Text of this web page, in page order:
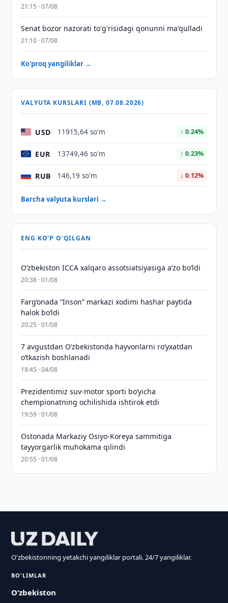
21:15 · 07/08
Senat bozor nazorati to'g'risidagi qonunni ma'qulladi
21:10 · 07/08
Ko'proq yangiliklar →
VALYUTA KURSLARI (MB, 07.08.2026)
USD 11915,64 so'm ↑ 0.24%
EUR 13749,46 so'm ↑ 0.23%
RUB 146,19 so'm ↓ 0.12%
Barcha valyuta kurslari →
ENG KO'P O'QILGAN
O‘zbekiston ICCA xalqaro assotsiatsiyasiga aʼzo bo‘ldi
20:38 · 01/08
Farg‘onada “Inson” markazi xodimi hashar paytida
halok bo‘ldi
20:25 · 01/08
7 avgustdan O‘zbekistonda hayvonlarni ro‘yxatdan
o‘tkazish boshlanadi
18:45 · 04/08
Prezidentimiz suv-motor sporti bo‘yicha
chempionatning ochilishida ishtirok etdi
19:59 · 01/08
Ostonada Markaziy Osiyo-Koreya sammitiga
tayyorgarlik muhokama qilindi
20:55 · 01/08
O'zbekistonning yetakchi yangiliklar portali. 24/7 yangiliklar.
BO'LIMLAR
O‘zbekiston